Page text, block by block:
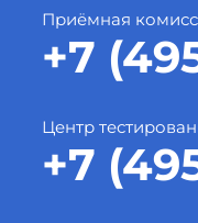
Приёмная
+7
Центр
+7